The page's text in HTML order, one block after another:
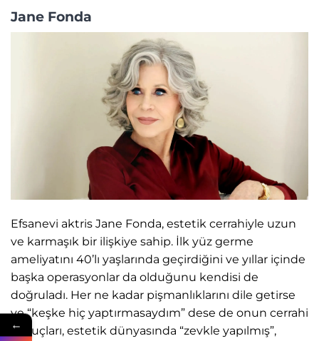
Jane Fonda
Efsanevi aktris Jane Fonda, estetik cerrahiyle uzun
ve karmaşık bir ilişkiye sahip. İlk yüz germe
ameliyatını 40’lı yaşlarında geçirdiğini ve yıllar içinde
başka operasyonlar da olduğunu kendisi de
doğruladı. Her ne kadar pişmanlıklarını dile getirse
ve “keşke hiç yaptırmasaydım” dese de onun cerrahi
sonuçları, estetik dünyasında “zevkle yapılmış”,
←